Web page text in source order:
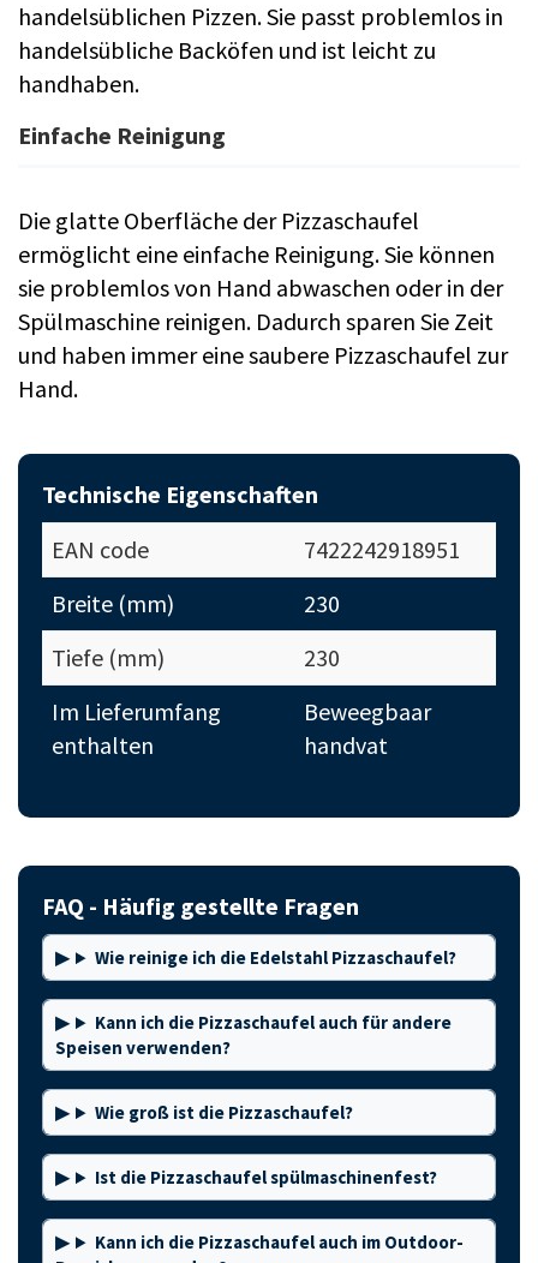
handelsüblichen Pizzen. Sie passt problemlos in
handelsübliche Backöfen und ist leicht zu
handhaben.
Einfache Reinigung
Die glatte Oberfläche der Pizzaschaufel
ermöglicht eine einfache Reinigung. Sie können
sie problemlos von Hand abwaschen oder in der
Spülmaschine reinigen. Dadurch sparen Sie Zeit
und haben immer eine saubere Pizzaschaufel zur
Hand.
Technische Eigenschaften
EAN code
7422242918951
Breite (mm)
230
Tiefe (mm)
230
Im Lieferumfang
enthalten
Beweegbaar
handvat
FAQ - Häufig gestellte Fragen
Wie reinige ich die Edelstahl Pizzaschaufel?
Kann ich die Pizzaschaufel auch für andere
Speisen verwenden?
Wie groß ist die Pizzaschaufel?
Ist die Pizzaschaufel spülmaschinenfest?
Kann ich die Pizzaschaufel auch im Outdoor-